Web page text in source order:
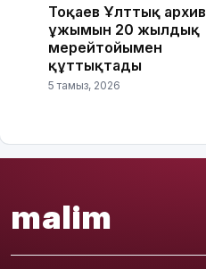
Тоқаев Ұлттық архив
ұжымын 20 жылдық
мерейтойымен
құттықтады
5 тамыз, 2026
malim